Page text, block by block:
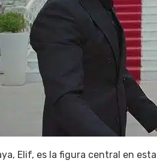
Elif, es la figura central en